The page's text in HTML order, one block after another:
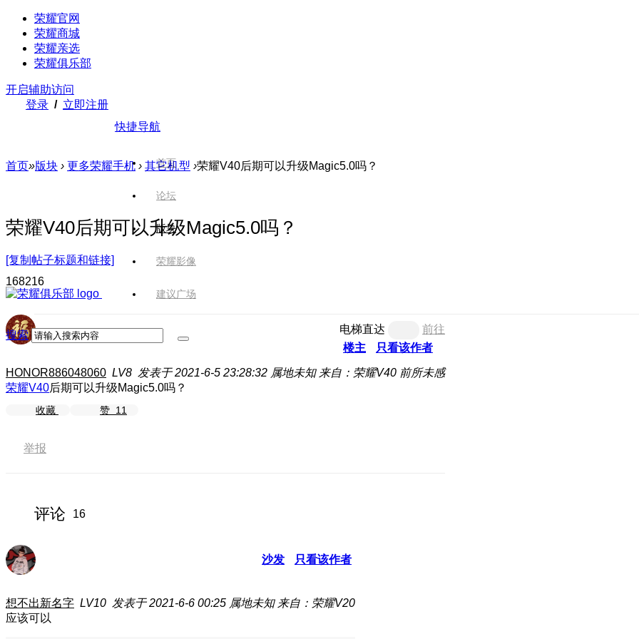
荣耀官网
荣耀商城
荣耀亲选
荣耀俱乐部
开启辅助访问
登录 / 立即注册
快捷导航
首页
论坛
版块
荣耀影像
建议广场
搜索
首页»版块 › 更多荣耀手机 › 其它机型 ›荣耀V40后期可以升级Magic5.0吗？
荣耀V40后期可以升级Magic5.0吗？
[复制帖子标题和链接]
168216
电梯直达
前往
楼主
只看该作者
HONOR886048060 LV8 发表于 2021-6-5 23:28:32 属地未知 来自：荣耀V40 前所未感
荣耀V40后期可以升级Magic5.0吗？
收藏 赞 11
举报
评论 16
沙发 只看该作者
想不出新名字 LV10 发表于 2021-6-6 00:25 属地未知 来自：荣耀V20
应该可以